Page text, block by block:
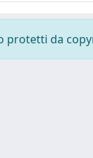
protetti da